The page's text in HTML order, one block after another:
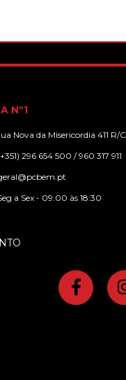
Nº1
Nova da Misericordia 411 R/
296 654 500 / 960 317 911
a Sex - 09:00 às 18:30